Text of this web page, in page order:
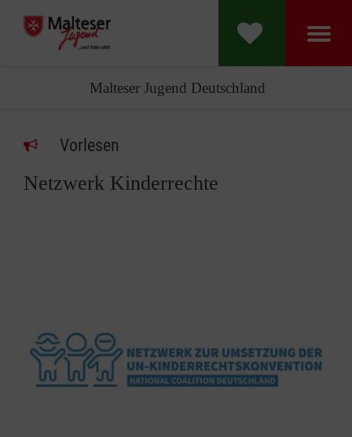
Malteser Jugend Deutschland
Vorlesen
Netzwerk Kinderrechte